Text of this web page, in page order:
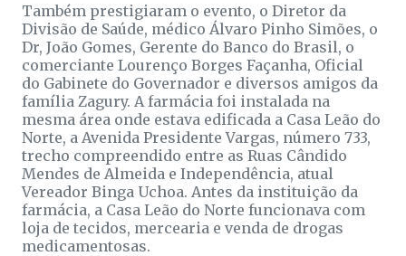
Também prestigiaram o evento, o Diretor da
Divisão de Saúde, médico Álvaro Pinho Simões, o
Dr, João Gomes, Gerente do Banco do Brasil, o
comerciante Lourenço Borges Façanha, Oficial
do Gabinete do Governador e diversos amigos da
família Zagury. A farmácia foi instalada na
mesma área onde estava edificada a Casa Leão do
Norte, a Avenida Presidente Vargas, número 733,
trecho compreendido entre as Ruas Cândido
Mendes de Almeida e Independência, atual
Vereador Binga Uchoa. Antes da instituição da
farmácia, a Casa Leão do Norte funcionava com
loja de tecidos, mercearia e venda de drogas
medicamentosas.